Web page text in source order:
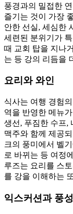
풍경과의 밀접한
즐기는 것이 가장
안한 선실, 세심한
세련된 분위기가
때 교회 탑을 지나
는 등 강의 리듬을
요리와 와인
식사는 여행 경험
역을 반영한 메뉴
생선, 푸짐한 수프,
맥주와 함께 제공
크의 풍미에서 벨
로 바뀌는 등 여정
루즈는 요리를 스
를 강을 이해하는
익스커션과 풍